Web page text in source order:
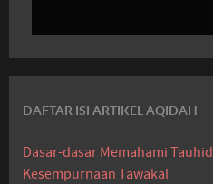
DAFTAR ISI ARTIKEL AQIDAH
Dasar-dasar Memahami Tauhid
Kesempurnaan Tawakal